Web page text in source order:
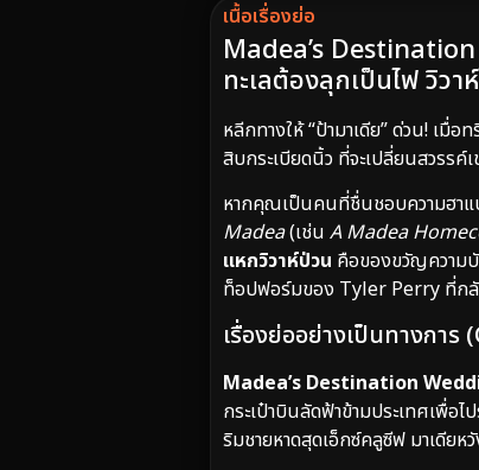
เนื้อเรื่องย่อ
Madea’s
ทะเลต้องลุกเป็นไฟ วิว
หลีกทางให้ “ป้ามาเดีย” ด่วน! เมื่
สิบกระเบียดนิ้ว ที่จะเปลี่ยนสวรร
หากคุณเป็นคนที่ชื่นชอบความฮาแ
Madea(เช่น A Madea
แหกวิวาห์ป่วน คือของขวัญความ
ท็อปฟอร์มของ Tyler Perry ที่กลั
เรื่องย่ออย่างเป็นทางกา
Madea’s Destination
กระเป๋าบินลัดฟ้าข้ามประเทศเพื่
ริมชายหาดสุดเอ็กซ์คลูซีฟ มาเดียห